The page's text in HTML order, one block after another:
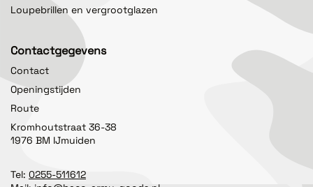
Loupebrillen en vergrootglazen
Contactgegevens
Contact
Openingstijden
Route
Kromhoutstraat 36-38
1976 BM IJmuiden
Tel: 0255-511612